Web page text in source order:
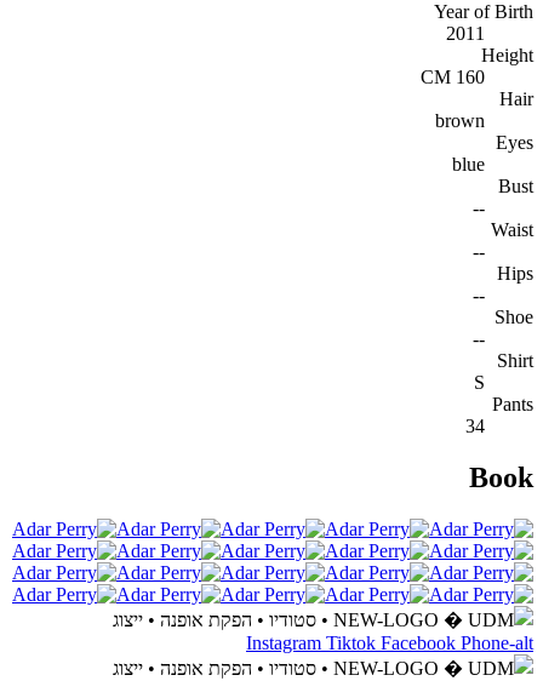
Year of Birth
2011
Height
160 CM
Hair
brown
Eyes
blue
Bust
--
Waist
--
Hips
--
Shoe
--
Shirt
S
Pants
34
Book
Instagram Tiktok Facebook Phone-alt